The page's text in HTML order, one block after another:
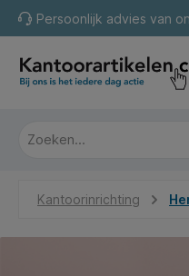
Ga naar
Persoonlijk advies van
Kantoorinrichting